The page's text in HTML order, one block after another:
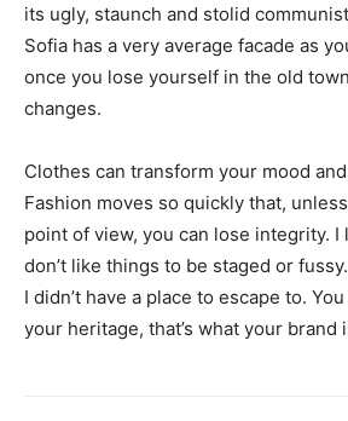
its ugly, staunch and stolid
Sofia has a very average facade as
once you lose yourself in the old
changes.
Clothes can transform your mood
Fashion moves so quickly that,
point of view, you can lose integrity. I
don’t like things to be staged or
I didn’t have a place to escape to.
your heritage, that’s what your brand